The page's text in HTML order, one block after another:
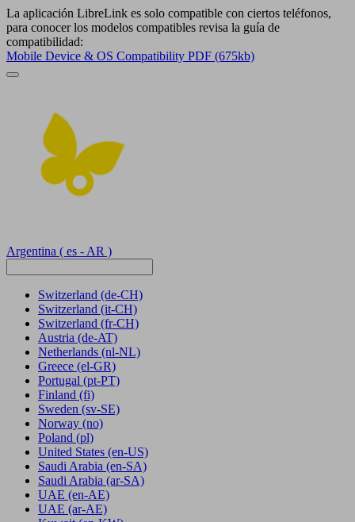
La aplicación LibreLink es solo compatible con ciertos teléfonos,
para conocer los modelos compatibles revisa la guía de
compatibilidad:
Mobile Device & OS Compatibility PDF (675kb)
Argentina ( es - AR )
Switzerland (de-CH)
Switzerland (it-CH)
Switzerland (fr-CH)
Austria (de-AT)
Netherlands (nl-NL)
Greece (el-GR)
Portugal (pt-PT)
Finland (fi)
Sweden (sv-SE)
Norway (no)
Poland (pl)
United States (en-US)
Saudi Arabia (en-SA)
Saudi Arabia (ar-SA)
UAE (en-AE)
UAE (ar-AE)